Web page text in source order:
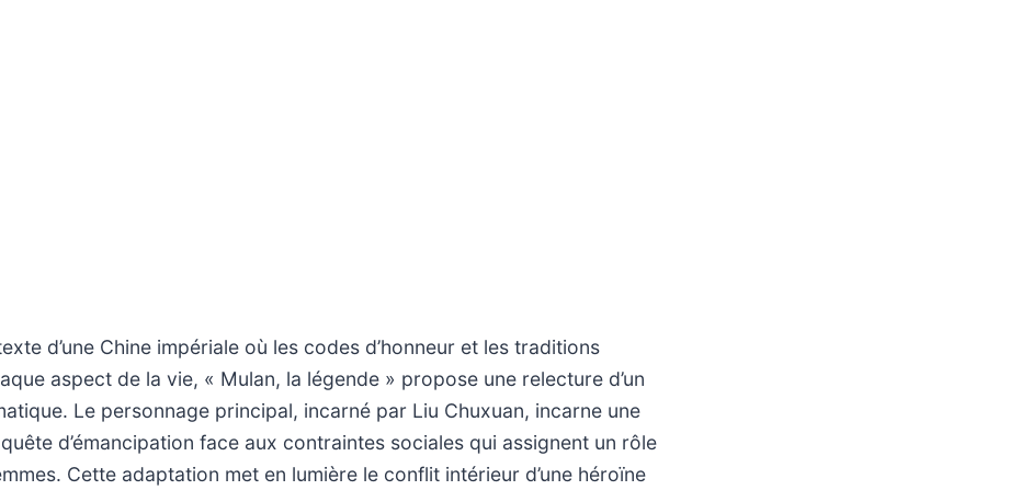
d’une Chine impériale où les codes d’honneur et les traditions
aspect de la vie, « Mulan, la légende » propose une relecture d’un
Le personnage principal, incarné par Liu Chuxuan, incarne une
d’émancipation face aux contraintes sociales qui assignent un rôle
Cette adaptation met en lumière le conflit intérieur d’une héroïne